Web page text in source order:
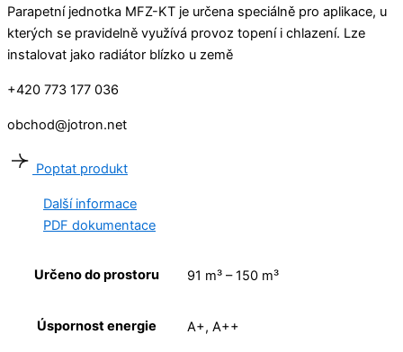
Parapetní jednotka MFZ-KT je určena speciálně pro aplikace, u
kterých se pravidelně využívá provoz topení i chlazení. Lze
instalovat jako radiátor blízko u země
+420 773 177 036
obchod@jotron.net
Poptat produkt
Další informace
PDF dokumentace
Určeno do prostoru 91 m³ – 150 m³
Úspornost energie A+, A++